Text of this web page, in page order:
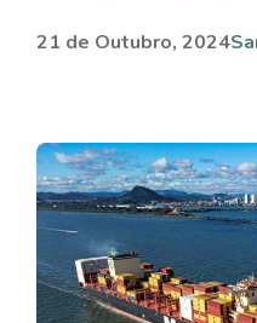
21 de Outubro, 2024